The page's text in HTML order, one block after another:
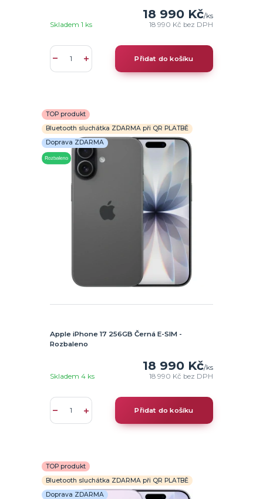
18 990 Kč/ks
18 990 Kč bez DPH
Skladem 1 ks
Přidat do košíku
TOP produkt
Bluetooth sluchátka ZDARMA při QR PLATBĚ
Doprava ZDARMA
Apple iPhone 17 256GB Černá E-SIM -
Rozbaleno
18 990 Kč/ks
18 990 Kč bez DPH
Skladem 4 ks
Přidat do košíku
TOP produkt
Bluetooth sluchátka ZDARMA při QR PLATBĚ
Doprava ZDARMA